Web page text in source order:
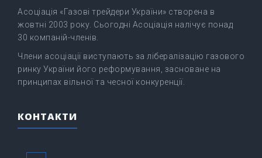
Асоціація «Газові трейдери України» створена в
жовтні 2003 року. Сьогодні Асоціація налічує понад
30 компаній-членів.
Члени асоціації виступають за лібералізацію газового
ринку України його реформування, засноване на
принципах вільної та чесної конкуренції.
КОНТАКТИ